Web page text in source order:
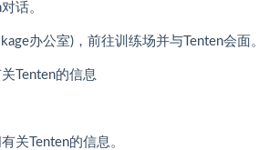
话。
办公室)，前往训练场并与Tenten会面。
Tenten的信息
关Tenten的信息。